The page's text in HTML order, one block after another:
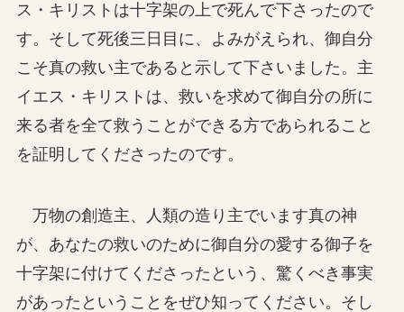
ス・キリストは十字架の上で死んで下さったので
す。そして死後三日目に、よみがえられ、御自分
こそ真の救い主であると示して下さいました。主
イエス・キリストは、救いを求めて御自分の所に
来る者を全て救うことができる方であられること
を証明してくださったのです。
万物の創造主、人類の造り主でいます真の神
が、あなたの救いのために御自分の愛する御子を
十字架に付けてくださったという、驚くべき事実
があったということをぜひ知ってください。そし